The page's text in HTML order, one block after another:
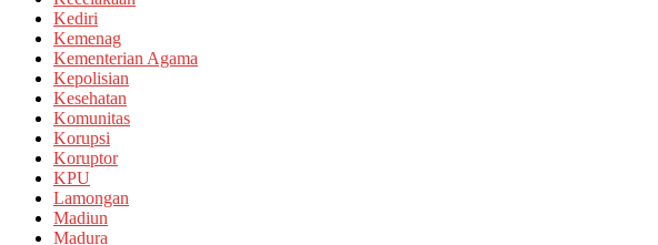
Kediri
Kemenag
Kementerian Agama
Kepolisian
Kesehatan
Komunitas
Korupsi
Koruptor
KPU
Lamongan
Madiun
Madura